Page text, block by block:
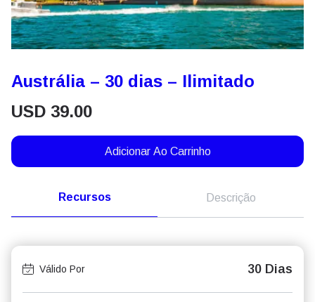
Austrália – 30 dias – Ilimitado
USD 39.00
Adicionar Ao Carrinho
Recursos Descrição
Válido Por 30 Dias